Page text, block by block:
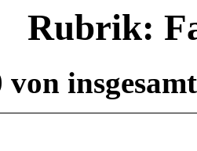
Rubrik:
von